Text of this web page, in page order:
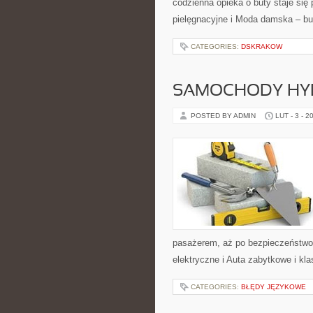
codzienna opieka o buty staje się
pielęgnacyjne i Moda damska –
CATEGORIES: DSKRAKOW
SAMOCHODY
POSTED BY ADMIN LUT - 3 -
pasażerem, aż po
elektryczne i Auta zabytkowe i
CATEGORIES: BŁĘDY JĘZYKOWE